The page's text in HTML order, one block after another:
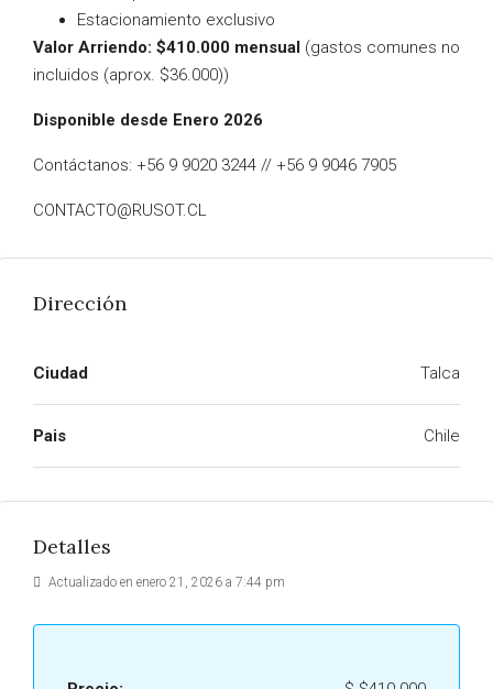
Estacionamiento exclusivo
Valor Arriendo: $410.000 mensual (gastos comunes no
incluidos (aprox. $36.000))
Disponible desde Enero 2026
Contáctanos: +56 9 9020 3244 // +56 9 9046 7905
CONTACTO@RUSOT.CL
Dirección
Ciudad Talca
Pais Chile
Detalles
Actualizado en enero 21, 2026 a 7:44 pm